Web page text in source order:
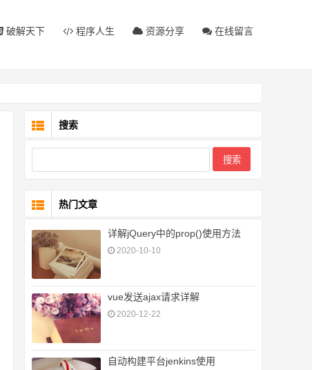
破解天下 程序人生 资源分享 在线留言
搜索
热门文章
详解jQuery中的prop()使用方法
2020-10-10
vue发送ajax请求详解
2020-12-22
自动构建平台jenkins使用